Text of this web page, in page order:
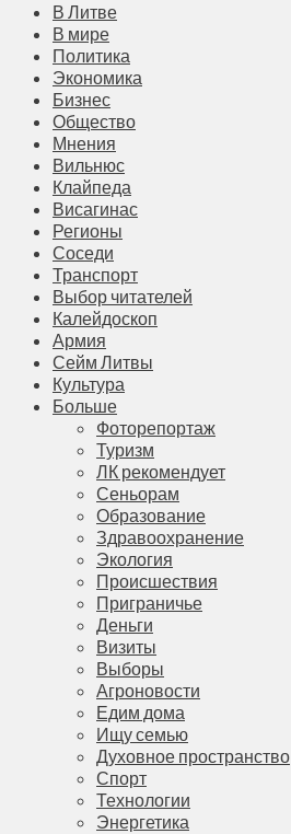
В Литве
В мире
Политика
Экономика
Бизнес
Общество
Мнения
Вильнюс
Клайпеда
Висагинас
Регионы
Соседи
Транспорт
Выбор читателей
Калейдоскоп
Армия
Сейм Литвы
Культура
Больше
Фоторепортаж
Туризм
ЛК рекомендует
Сеньорам
Образование
Здравоохранение
Экология
Происшествия
Приграничье
Деньги
Визиты
Выборы
Агроновости
Едим дома
Ищу семью
Духовное пространство
Спорт
Технологии
Энергетика